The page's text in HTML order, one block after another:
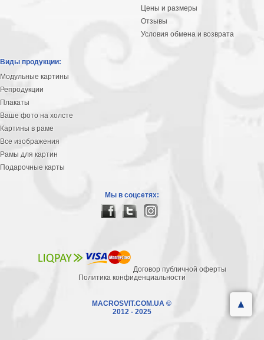
Цены и размеры
Отзывы
Условия обмена и возврата
Виды продукции:
Модульные картины
Репродукции
Плакаты
Ваше фото на холсте
Картины в раме
Все изображения
Рамы для картин
Подарочные карты
Мы в соцсетях:
Договор публичной оферты
Политика конфиденциальности
MACROSVIT.COM.UA ©
2012 - 2025
▲